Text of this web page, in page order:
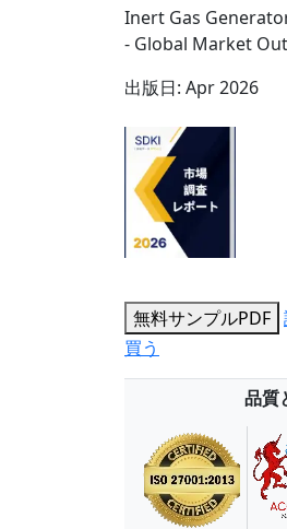
Inert Gas
- Global Market
出版日: Apr 2026
無料サンプルPDF
買う
品質